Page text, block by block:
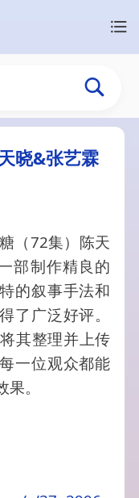
晓&张艺霖
（72集）陈天
部制作精良的
的叙事手法和
了广泛好评。
其整理并上传
一位观众都能
。